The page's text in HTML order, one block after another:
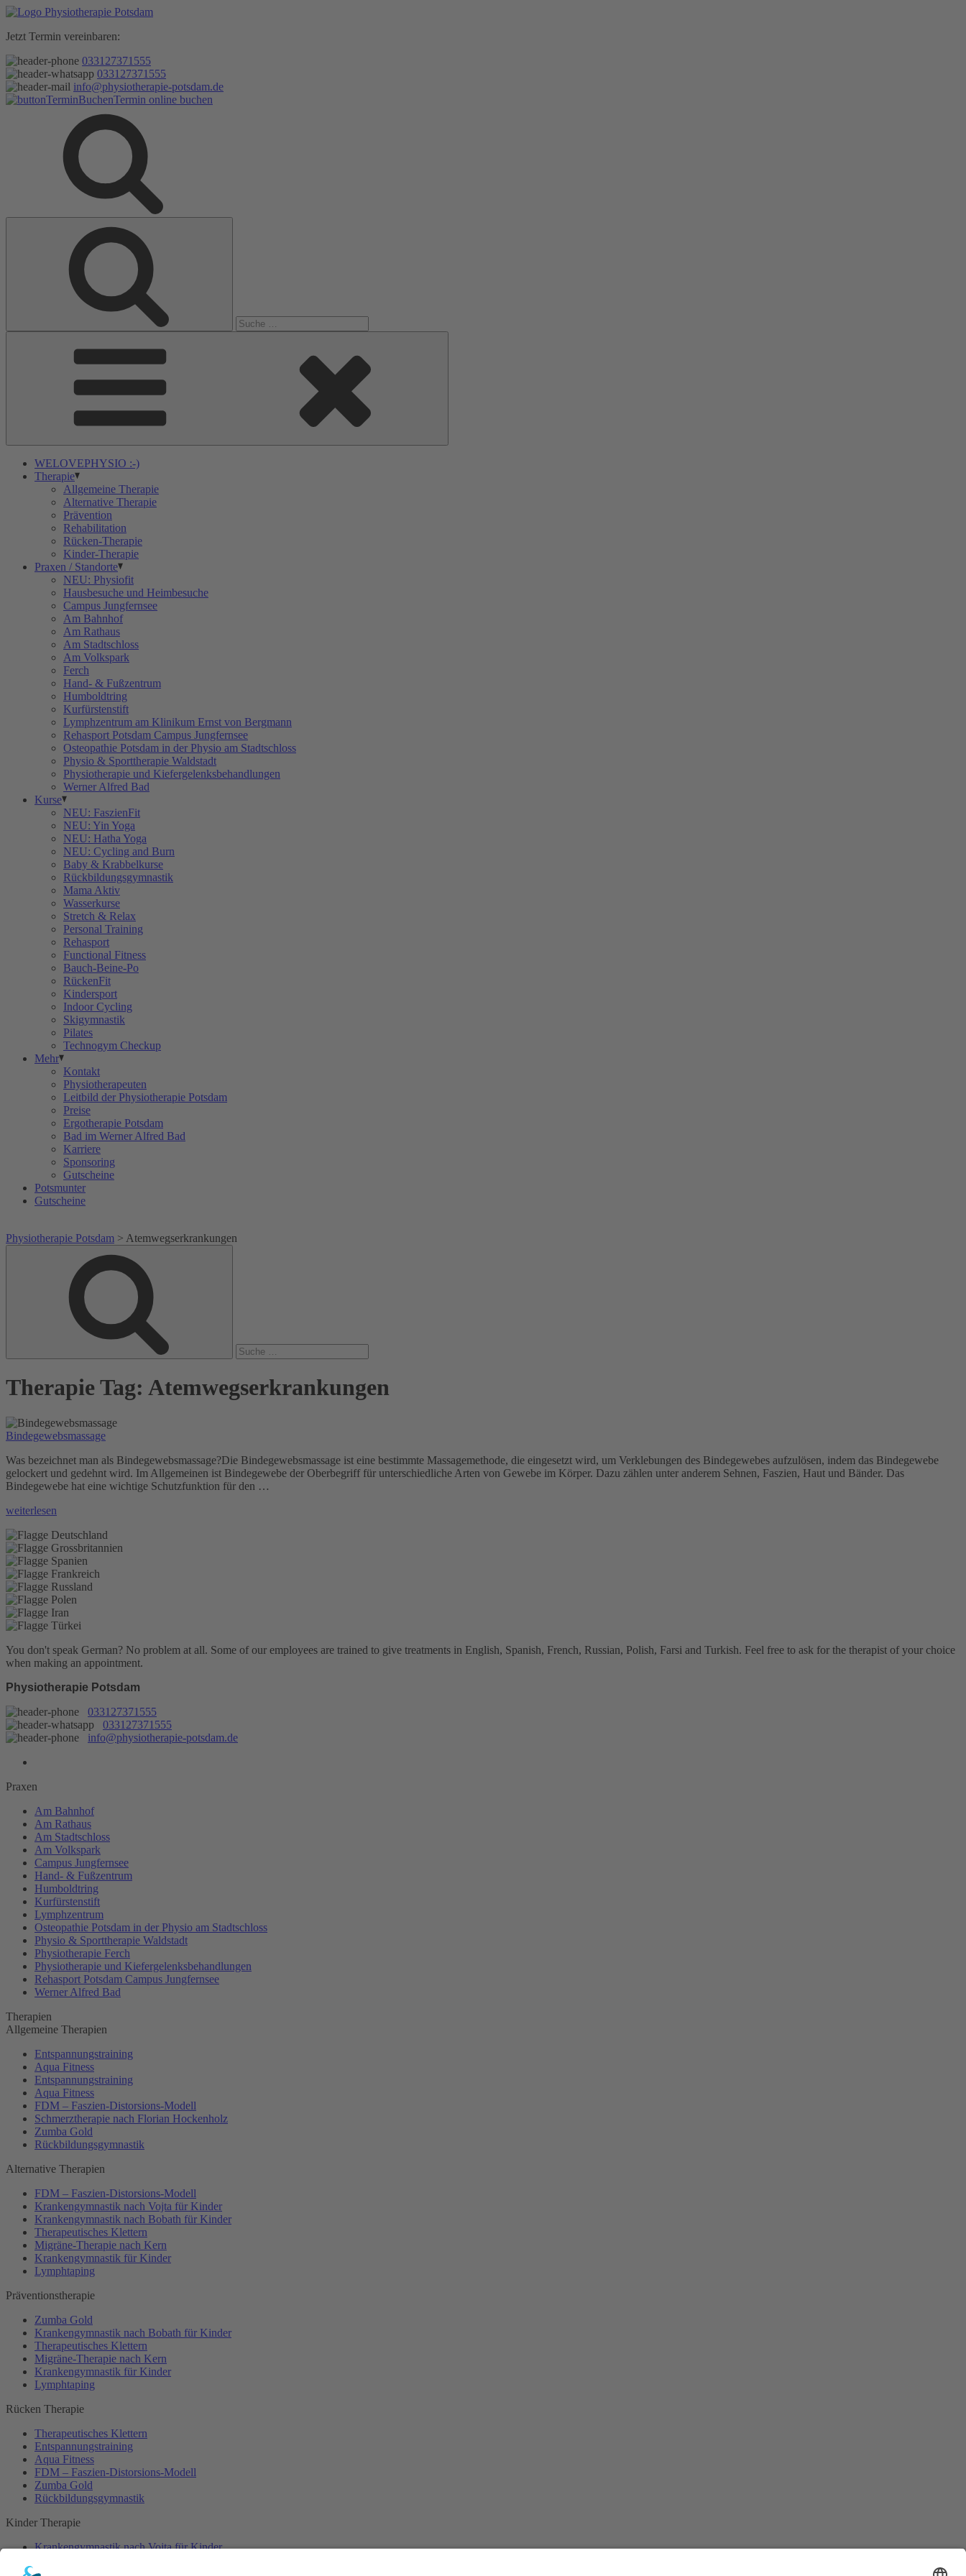
Zum
springen
Jetzt Termin vereinbaren:
033127371555
033127371555
info@physiotherapie-potsdam.de
Termin online buchen
WELOVEPHYSIO :-)
Therapie
Allgemeine Therapie
Alternative Therapie
Prävention
Rehabilitation
Rücken-Therapie
Kinder-Therapie
Praxen / Standorte
NEU: Physiofit
Hausbesuche und Heimbesuche
Campus Jungfernsee
Am Bahnhof
Am Rathaus
Am Stadtschloss
Am Volkspark
Ferch
Hand- & Fußzentrum
Humboldtring
Kurfürstenstift
Lymphzentrum am Klinikum Ernst von Bergmann
Rehasport Potsdam Campus Jungfernsee
Osteopathie Potsdam in der Physio am Stadtschloss
Physio & Sporttherapie Waldstadt
Physiotherapie und Kiefergelenksbehandlungen
Werner Alfred Bad
Kurse
NEU: FaszienFit
NEU: Yin Yoga
NEU: Hatha Yoga
NEU: Cycling and Burn
Baby & Krabbelkurse
Rückbildungsgymnastik
Mama Aktiv
Wasserkurse
Stretch & Relax
Personal Training
Rehasport
Functional Fitness
Bauch-Beine-Po
RückenFit
Kindersport
Indoor Cycling
Skigymnastik
Pilates
Technogym Checkup
Mehr
Kontakt
Physiotherapeuten
Leitbild der Physiotherapie Potsdam
Preise
Ergotherapie Potsdam
Bad im Werner Alfred Bad
Karriere
Sponsoring
Gutscheine
Potsmunter
Gutscheine
Physiotherapie Potsdam > Atemwegserkrankungen
Therapie Tag: Atemwegserkrankungen
Bindegewebsmassage
Was bezeichnet man als Bindegewebsmassage?Die Bindegewebsmassage ist eine bestimmte Massagemethode, die eingesetzt wird, um Verklebungen des Bindegewebes aufzulösen, indem das Bindegewebe
gelockert und gedehnt wird. Im Allgemeinen ist Bindegewebe der Oberbegriff für unterschiedliche Arten von Gewebe im Körper. Dazu zählen unter anderem Sehnen, Faszien, Haut und Bänder. Das
Bindegewebe hat eine wichtige Schutzfunktion für den …
„Bindegewebsmassage“
weiterlesen
You don't speak German? No problem at all. Some of our employees are trained to give treatments in English, Spanish, French, Russian, Polish, Farsi and Turkish. Feel free to ask for the therapist of your choice
when making an appointment.
Physiotherapie Potsdam
033127371555
033127371555
info@physiotherapie-potsdam.de
Praxen
Am Bahnhof
Am Rathaus
Am Stadtschloss
Am Volkspark
Campus Jungfernsee
Hand- & Fußzentrum
Humboldtring
Kurfürstenstift
Lymphzentrum
Osteopathie Potsdam in der Physio am Stadtschloss
Physio & Sporttherapie Waldstadt
Physiotherapie Ferch
Physiotherapie und Kiefergelenksbehandlungen
Rehasport Potsdam Campus Jungfernsee
Werner Alfred Bad
Therapien
Allgemeine Therapien
Entspannungstraining
Aqua Fitness
Entspannungstraining
Aqua Fitness
FDM – Faszien-Distorsions-Modell
Schmerztherapie nach Florian Hockenholz
Zumba Gold
Rückbildungsgymnastik
Alternative Therapien
FDM – Faszien-Distorsions-Modell
Krankengymnastik nach Vojta für Kinder
Krankengymnastik nach Bobath für Kinder
Therapeutisches Klettern
Migräne-Therapie nach Kern
Krankengymnastik für Kinder
Lymphtaping
Präventionstherapie
Zumba Gold
Krankengymnastik nach Bobath für Kinder
Therapeutisches Klettern
Migräne-Therapie nach Kern
Krankengymnastik für Kinder
Lymphtaping
Rücken Therapie
Therapeutisches Klettern
Entspannungstraining
Aqua Fitness
FDM – Faszien-Distorsions-Modell
Zumba Gold
Rückbildungsgymnastik
Kinder Therapie
Krankengymnastik nach Vojta für Kinder
Krankengymnastik für Kinder